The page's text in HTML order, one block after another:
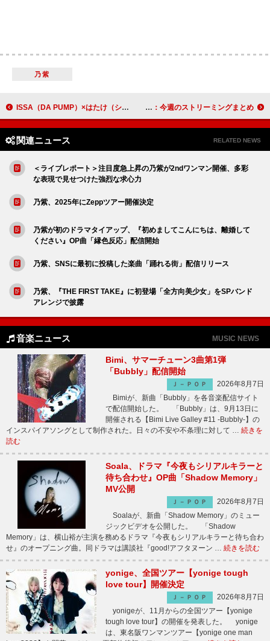
乃紫
ISSA（DA PUMP）×はたけ（シャ乱Q）が共作、大人のクリスマスソング「The Christmas Song」配信 優里「ピーターパン」累計再生数3億回突破：今週のストリーミングまとめ
関連ニュース RELATED NEWS
＜ライブレポート＞注目度急上昇の乃紫が2ndワンマン開催、多彩
な表現で見せつけた強烈な求心力
乃紫、2025年にZeppツアー開催決定
乃紫が初のドラマタイアップ、『初めましてこんにちは、離婚して
ください』OP曲「縁色反応」配信開始
乃紫、SNSに最初に投稿した楽曲「踊れる街」配信リリース
乃紫、『THE FIRST TAKE』に初登場「全方向美少女」をSPバンド
アレンジで披露
音楽ニュース MUSIC NEWS
Bimi、サマーチューン3曲第1弾
「Bubbly」配信開始
Ｊ－ＰＯＰ
2026年8月7日
Bimiが、新曲「Bubbly」を各音楽配信サイト
で配信開始した。 「Bubbly」は、9月13日に
開催される【Bimi Live Galley #11 -Bubbly-】の
インスパイアソングとして制作された。日々の不安や不条理に対して … 続きを
読む
Soala、ドラマ『今夜もシリアルキラーと
待ち合わせ』OP曲「Shadow Memory」
MV公開
Ｊ－ＰＯＰ
2026年8月7日
Soalaが、新曲「Shadow Memory」のミュー
ジックビデオを公開した。 「Shadow
Memory」は、横山裕が主演を務めるドラマ『今夜もシリアルキラーと待ち合わ
せ』のオープニング曲。同ドラマは講談社『good!アフタヌーン … 続きを読む
yonige、全国ツアー【yonige tough
love tour】開催決定
Ｊ－ＰＯＰ
2026年8月7日
yonigeが、11月からの全国ツアー【yonige
tough love tour】の開催を発表した。 yonige
は、東名阪ワンマンツアー【yonige one man